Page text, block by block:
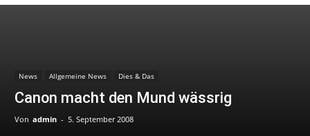
News Allgemeine News Dies & Das
Canon macht den Mund wässrig
Von admin - 5. September 2008